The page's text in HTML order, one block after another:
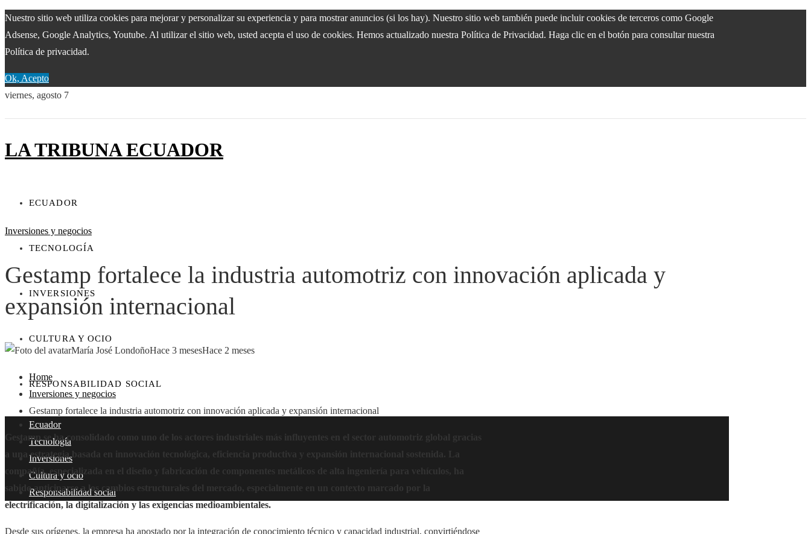
Nuestro sitio web utiliza cookies para mejorar y personalizar su experiencia y para mostrar anuncios (si los hay). Nuestro sitio web también puede incluir cookies de terceros como Google
Adsense, Google Analytics, Youtube. Al utilizar el sitio web, usted acepta el uso de cookies. Hemos actualizado nuestra Política de Privacidad. Haga clic en el botón para consultar nuestra
Política de privacidad.
Ok, Acepto
viernes, agosto 7
LA TRIBUNA ECUADOR
ECUADOR
TECNOLOGÍA
INVERSIONES
CULTURA Y OCIO
RESPONSABILIDAD SOCIAL
Ecuador
Tecnología
Inversiones
Cultura y ocio
Responsabilidad social
Inversiones y negocios
Gestamp fortalece la industria automotriz con innovación aplicada y
expansión internacional
María José LondoñoHace 3 mesesHace 2 meses
Home
Inversiones y negocios
Gestamp fortalece la industria automotriz con innovación aplicada y expansión internacional
Gestamp se ha consolidado como uno de los actores industriales más influyentes en el sector automotriz global gracias
a una estrategia basada en innovación tecnológica, eficiencia productiva y expansión internacional sostenida. La
compañía, especializada en el diseño y fabricación de componentes metálicos de alta ingeniería para vehículos, ha
sabido anticiparse a los cambios estructurales del mercado, especialmente en un contexto marcado por la
electrificación, la digitalización y las exigencias medioambientales.
Desde sus orígenes, la empresa ha apostado por la integración de conocimiento técnico y capacidad industrial, convirtiéndose